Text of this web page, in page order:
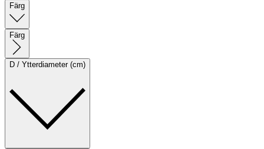
Färg
Färg
D / Ytterdiameter (cm)